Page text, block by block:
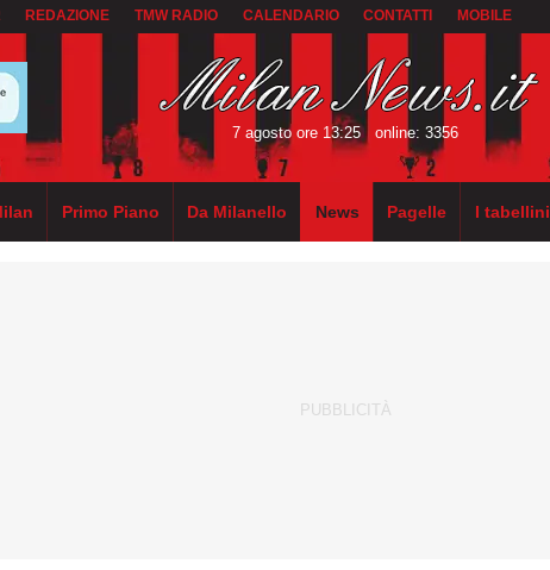
REDAZIONE TMW RADIO CALENDARIO CONTATTI MOBILE
7 agosto ore 13:25 online: 3356
Primo Piano Da Milanello News Pagelle I tabellini